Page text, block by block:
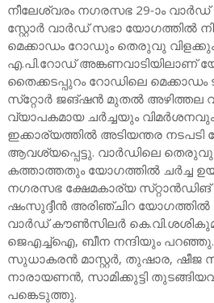
നീലേശ്വരം നഗരസഭ 29-ാം
സ്റ്റോർ വാർഡ് സഭാ യോഗത്തില്‍
മെക്കാഡം റോഡും തെരുവു
എ.പി.റോഡ്‌ അങ്കണവാടിയിലാണ്‌
തൈക്കടപ്പുറം റോഡിലെ മെക്കാഡം
സ്‌റ്റോര്‍ ജങ്‌ഷന്‍ മുതല്‍ അഴിത്തല
വ്യാപകമായ ചര്‍ച്ചയും വിമര്‍ശനവും
ഇക്കാര്യത്തില്‍ അടിയന്തര
ആവശ്യപ്പെട്ടു. വാര്‍ഡിലെ
കത്താത്തതും യോഗത്തില്‍ ചര്‍ച്ച
നഗരസഭ ക്ഷേമകാര്യ സ്‌റ്റാന്‍ഡിങ്‌
ഷംസുദ്ദീന്‍ അരിഞ്ചിറ
വാര്‍ഡ്‌ കൗണ്‍സിലര്‍
ജെഎച്ച്‌ഐ, ബീന നന്ദിയും
സുധാകരന്‍ മാസ്റ്റര്‍, തുഷാര,
നാരായണന്‍, സാമിക്കുട്ടി
പങ്കെടുത്തു.